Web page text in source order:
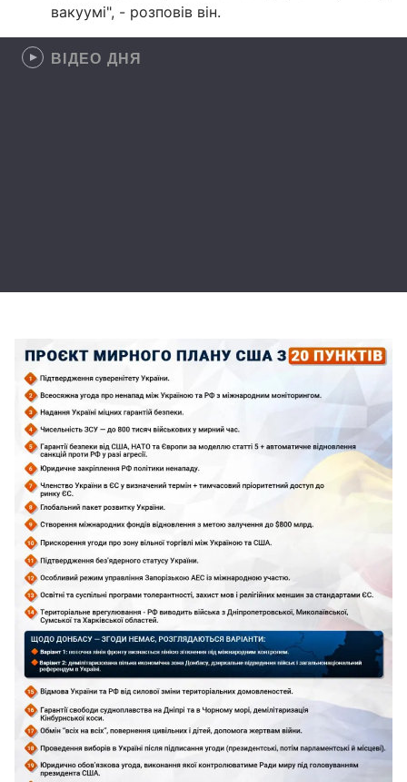
вакуумі", - розповів він.
ВІДЕО ДНЯ